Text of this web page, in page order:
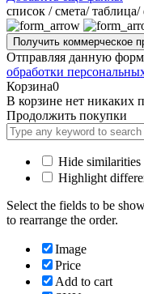
cписок / смета/ таблица/
Отправляя данную
обработки
Корзина0
В корзине нет никаких
Продолжить покупки
Hide similarities
Highlight
Select the fields to be
to rearrange the order.
Image
Price
Add to cart